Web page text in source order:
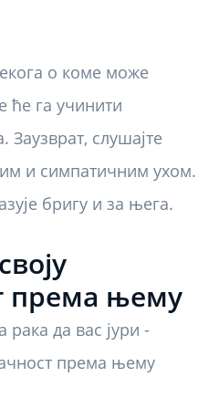
о коме може
ће га учинити
слушајте
и симпатичним ухом.
бригу и за њега.
према њему